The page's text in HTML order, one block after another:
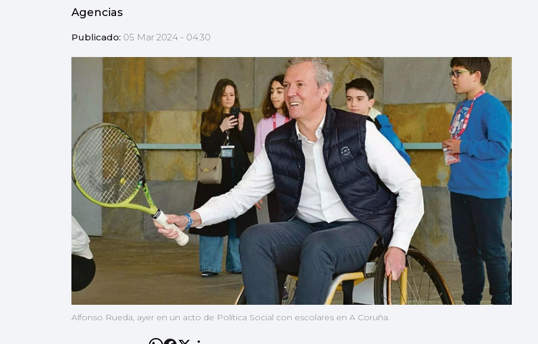
Agencias
Publicado: 05 Mar 2024 - 04:30
Alfonso Rueda, ayer en un acto de Política Social con escolares en A Coruña.